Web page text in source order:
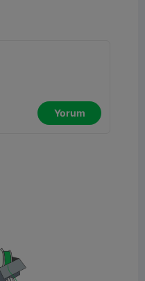
Yorum